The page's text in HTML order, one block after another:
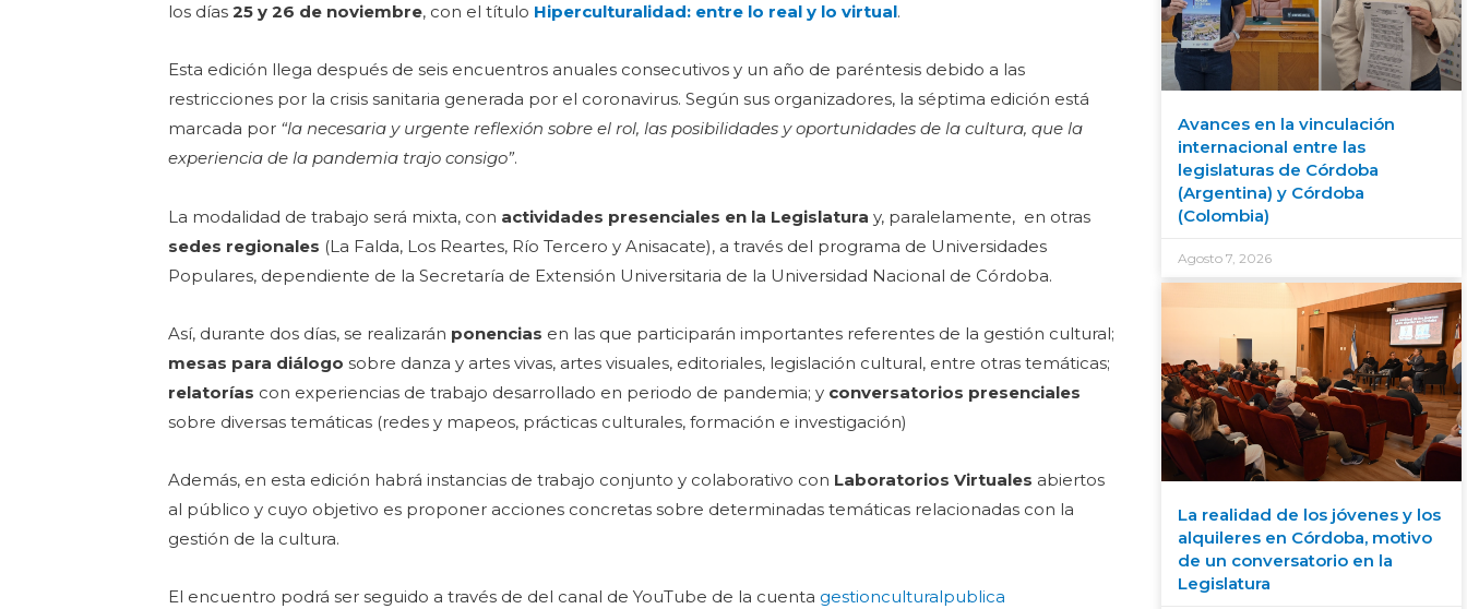
los días25 y 26 de noviembre, con el título Hiperculturalidad: entre lo real y lo virtual.
Esta edición llega después de seis encuentros anuales consecutivos y un año de paréntesis debido a las
restricciones por la crisis sanitaria generada por el coronavirus. Según sus organizadores, la séptima edición está
marcada por “la necesaria y urgente reflexión sobre el rol, las posibilidades y oportunidades de la cultura, que la
experiencia de la pandemia trajo consigo”.
La modalidad de trabajo será mixta, con actividades presenciales en la Legislatura y, paralelamente, en otras
sedes regionales (La Falda, Los Reartes, Río Tercero y Anisacate), a través del programa de Universidades
Populares, dependiente de la Secretaría de Extensión Universitaria de la Universidad Nacional de Córdoba.
Así, durante dos días, se realizarán ponencias en las que participarán importantes referentes de la gestión cultural;
mesas para diálogo sobre danza y artes vivas, artes visuales, editoriales, legislación cultural, entre otras temáticas;
relatorías con experiencias de trabajo desarrollado en periodo de pandemia; y conversatorios presenciales
sobre diversas temáticas (redes y mapeos, prácticas culturales, formación e investigación)
Además, en esta edición habrá instancias de trabajo conjunto y colaborativo con Laboratorios Virtuales abiertos
al público y cuyo objetivo es proponer acciones concretas sobre determinadas temáticas relacionadas con la
gestión de la cultura.
El encuentro podrá ser seguido a través de del canal de YouTube de la cuenta gestionculturalpublica
Avances en la vinculación
internacional entre las
legislaturas de Córdoba
(Argentina) y Córdoba
(Colombia)
Agosto 7, 2026
La realidad de los jóvenes y los
alquileres en Córdoba, motivo
de un conversatorio en la
Legislatura